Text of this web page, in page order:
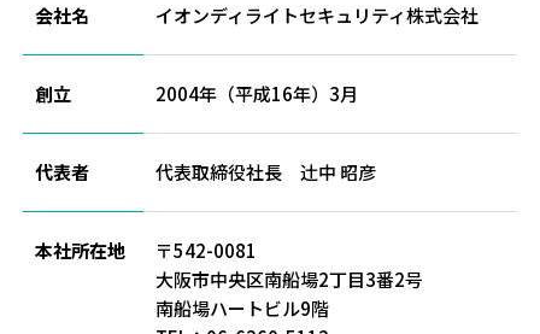
会社名 イオンディライトセキュリティ株式会社
創立 2004年（平成16年）3月
代表者 代表取締役社長 辻󠄀中 昭彦
本社所在地
〒542-0081
大阪市中央区南船場2丁目3番2号
南船場ハートビル9階